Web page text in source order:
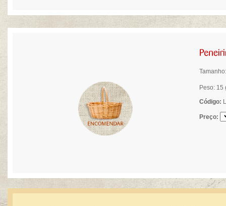
Peso: 15
Código:
Preço: